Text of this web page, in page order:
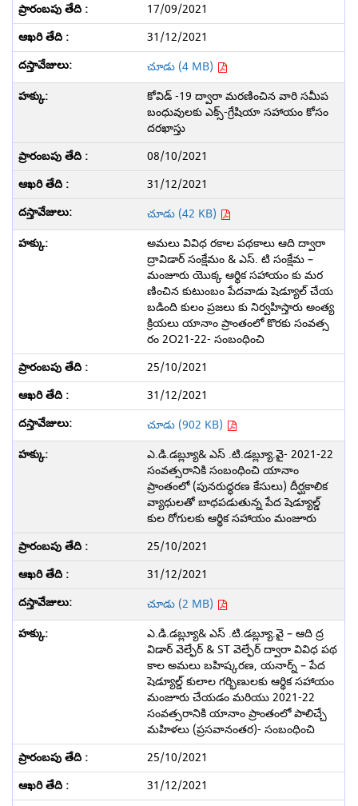
17/09/2021
31/12/2021
చూడు (4 MB)
కోవిడ్ -19 ద్వారా మరణించిన వారి సమీప
బంధువులకు ఎక్స్-గ్రేషియా సహాయం కోసం
దరఖాస్తు
08/10/2021
31/12/2021
చూడు (42 KB)
అమలు వివిధ రకాల పథకాలు ఆది ద్వారా
ద్రావిడార్ సంక్షేమం & ఎస్. టి సంక్షేమ –
మంజూరు యొక్క ఆర్థిక సహాయం కు మర
ణించిన కుటుంబం పేదవాడు షెడ్యూల్ చేయ
బడింది కులం ప్రజలు కు నిర్వహిస్తారు అంత్య
క్రియలు యానాం ప్రాంతంలో కొరకు సంవత్స
రం 2O21-22- సంబంధించి
25/10/2021
31/12/2021
చూడు (902 KB)
ఎ.డి.డబ్ల్యూ& ఎస్ .టి.డబ్ల్యూ.వై- 2021-22
సంవత్సరానికి సంబంధించి యానాం
ప్రాంతంలో (పునరుద్ధరణ కేసులు) దీర్ఘకాలిక
వ్యాధులతో బాధపడుతున్న పేద షెడ్యూల్డ్
కుల రోగులకు ఆర్థిక సహాయం మంజూరు
25/10/2021
31/12/2021
చూడు (2 MB)
ఎ.డి.డబ్ల్యూ& ఎస్ .టి.డబ్ల్యూ.వై – ఆది ద్ర
విడార్ వెల్ఫేర్ & ST వెల్ఫేర్ ద్వారా వివిధ పథ
కాల అమలు బహిష్కరణ, యనార్న్ – పేద
షెడ్యూల్డ్ కులాల గర్భిణులకు ఆర్థిక సహాయం
మంజూరు చేయడం మరియు 2021-22
సంవత్సరానికి యానాం ప్రాంతంలో పాలిచ్చే
మహిళలు (ప్రసవానంతర)- సంబంధించి
25/10/2021
31/12/2021